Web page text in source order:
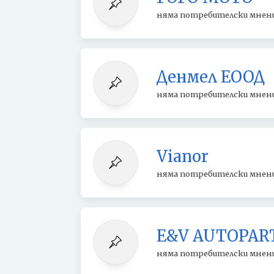
няма потребителски
Денмел ЕООД
няма потребителски
Vianor
няма потребителски
E&V
няма потребителски